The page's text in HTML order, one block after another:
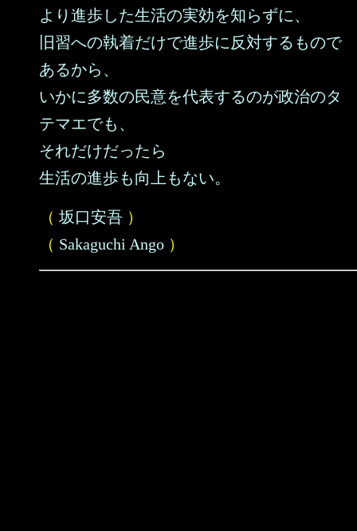
より進歩した生活の実効を知らずに、
旧習への執着だけで進歩に反対するもので
あるから、
いかに多数の民意を代表するのが政治のタ
テマエでも、
それだけだったら
生活の進歩も向上もない。
（ 坂口安吾 ）
（ Sakaguchi Ango ）